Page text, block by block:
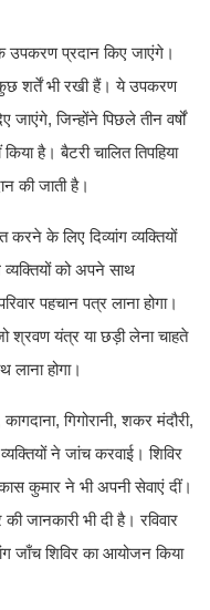
उपकरण प्रदान किए जाएंगे।
शर्तें भी रखी हैं। ये उपकरण
जाएंगे, जिन्होंने पिछले तीन वर्षों
है। बैटरी चालित तिपहिया
की जाती है।
के लिए दिव्यांग व्यक्तियों
को अपने साथ
पहचान पत्र लाना होगा।
श्रवण यंत्र या छड़ी लेना चाहते
लाना होगा।
गिगोरानी, शकर मंदौरी,
ने जांच करवाई। शिविर
कुमार ने भी अपनी सेवाएं दीं।
जानकारी भी दी है। रविवार
जाँच शिविर का आयोजन किया